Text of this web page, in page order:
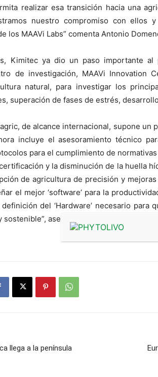
realizar esa transición hacia una
nuestro compromiso con ellos
los MAAVi Labs” comenta Antonio
Kimitec ya dio un paso importante
de investigación, MAAVi Innovation
natural, para investigar los
superación de fases de estrés,
de alcance internacional, supone un
incluye el asesoramiento técnico
para el cumplimiento de
y la disminución de la huella
de agricultura de precisión y
el mejor ‘software’ para la
del ‘Hardware’ necesario para
asegura Lucas Galera, gerente
llega a la península